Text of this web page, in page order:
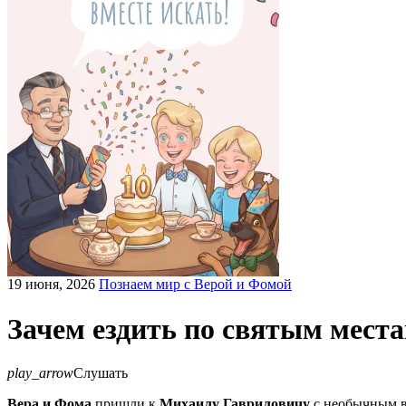
19 июня, 2026 Познаем мир с Верой и Фомой
Зачем ездить по святым
play_arrowСлушать